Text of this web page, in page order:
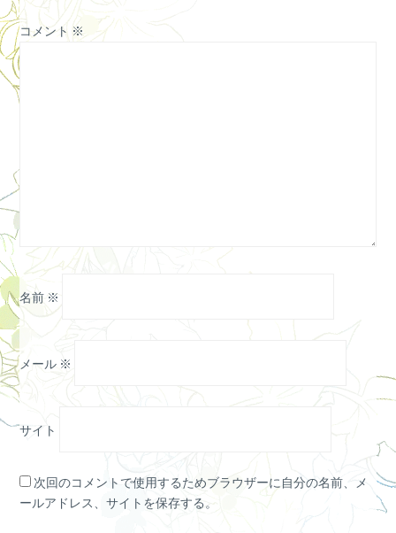
コメント ※
名前 ※
メール ※
サイト
次回のコメントで使用するためブラウザーに自分の名前、メ
ールアドレス、サイトを保存する。